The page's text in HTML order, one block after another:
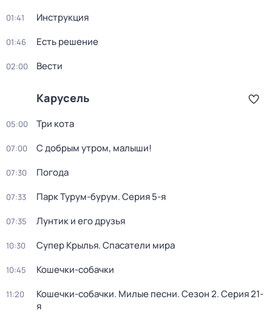
01:41 Инструкция
01:46 Есть решение
02:00 Вести
Карусель
05:00 Три кота
07:00 С добрым утром, малыши!
07:30 Погода
07:33 Парк Турум-бурум. Серия 5-я
07:35 Лунтик и его друзья
10:30 Супер Крылья. Спасатели мира
10:45 Кошечки-собачки
11:20 Кошечки-собачки. Милые песни. Сезон 2. Серия 21-
я